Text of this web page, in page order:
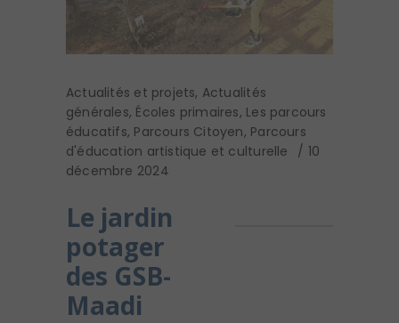
Actualités et projets, Actualités
générales, Écoles primaires, Les parcours
éducatifs, Parcours Citoyen, Parcours
d'éducation artistique et culturelle
10
décembre 2024
Le jardin
potager
des GSB-
Maadi